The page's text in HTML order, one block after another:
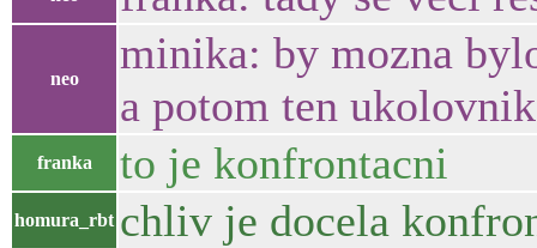
neo
minika: by mozna
a potom ten
franka to je konfrontacni
homura_rbt chliv je docela